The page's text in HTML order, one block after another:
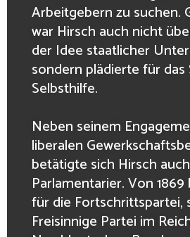
Arbeitgebern zu suchen.
war Hirsch auch nicht
der Idee staatlicher
sondern plädierte für
Selbsthilfe.
Neben seinem
liberalen
betätigte sich Hirsch
Parlamentarier. Von 1869
für die Fortschrittspartei,
Freisinnige Partei im